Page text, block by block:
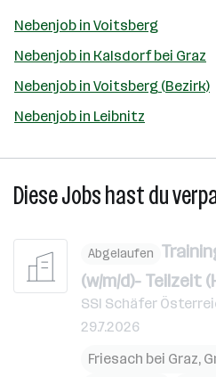
Nebenjob in Voitsberg
Nebenjob in Kalsdorf bei Graz
Nebenjob in Voitsberg (Bezirk)
Nebenjob in Leibnitz
Diese Jobs hast du
Abgelaufen
(w/m/d)- Teilzeit
SSI Schäfer
29.7.2026
Friesach bei Graz,